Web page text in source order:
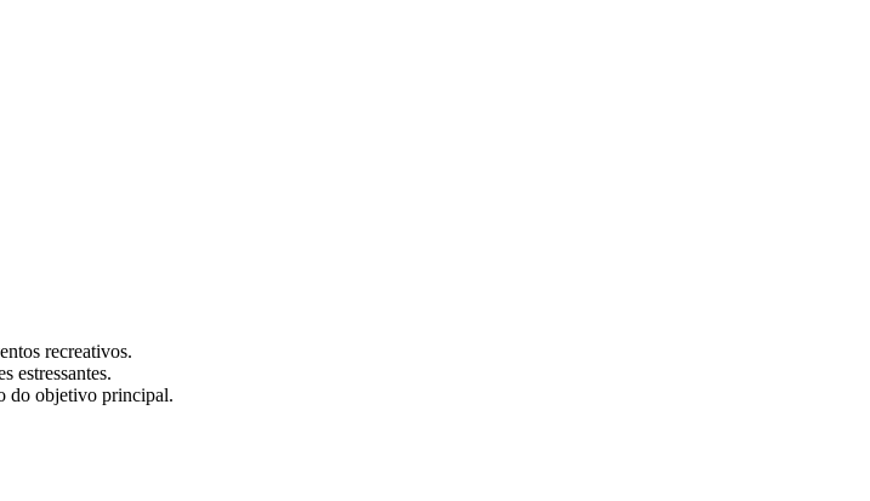
recreativos.
estressantes.
do objetivo principal.